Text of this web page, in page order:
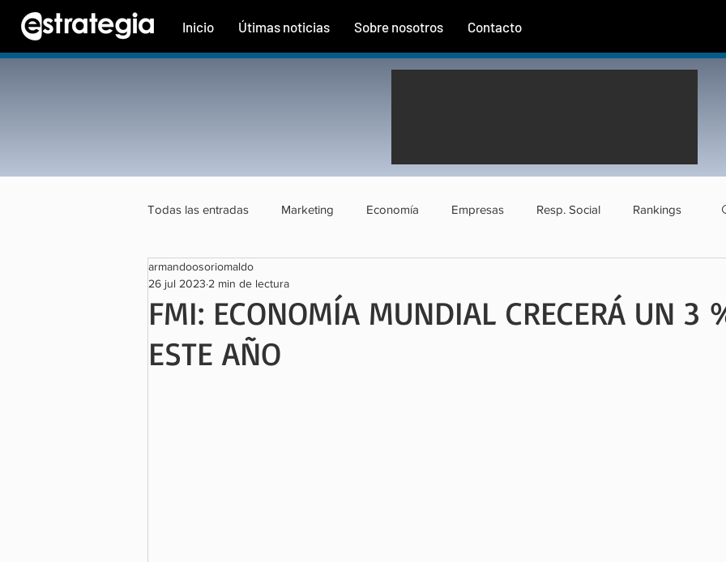
Inicio Útimas noticias Sobre nosotros Contacto
Todas las entradas Marketing Economía Empresas Resp. Social Rankings
Tecnología
FMI: ECONOMÍA MUNDIAL CRECERÁ UN 3
ESTE AÑO
armandoosoriomaldo
26 jul 2023 2 min de lectura